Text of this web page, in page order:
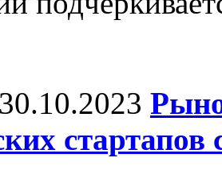
30.10.2023
стартапов